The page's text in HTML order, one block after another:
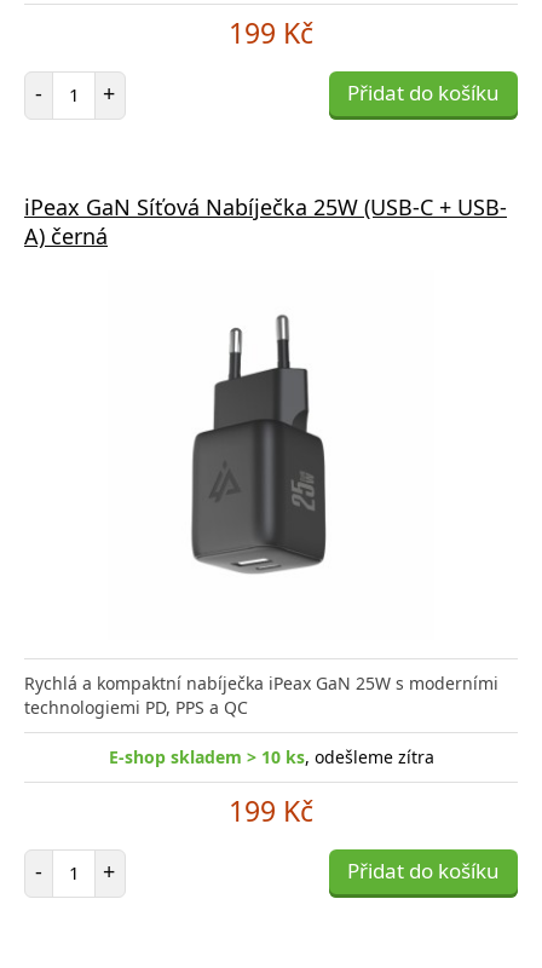
199 Kč
- Počet položek
+ Přidat do košíku
iPeax GaN Síťová Nabíječka 25W (USB-C + USB-
A) černá
Rychlá a kompaktní nabíječka iPeax GaN 25W s moderními
technologiemi PD, PPS a QC
E-shop skladem > 10 ks, odešleme zítra
199 Kč
- Počet položek
+ Přidat do košíku